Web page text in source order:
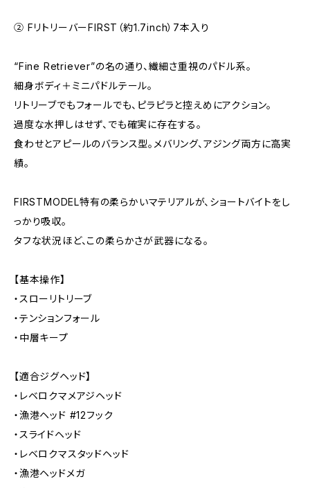
② FリトリーバーFIRST（約1.7inch）7本入り
“Fine Retriever”の名の通り、繊細さ重視のパドル系。
細身ボディ＋ミニパドルテール。
リトリーブでもフォールでも、ピラピラと控えめにアクション。
過度な水押しはせず、でも確実に存在する。
食わせとアピールのバランス型。メバリング、アジング両方に高実
績。
FIRSTMODEL特有の柔らかいマテリアルが、ショートバイトをし
っかり吸収。
タフな状況ほど、この柔らかさが武器になる。
【基本操作】
・スローリトリーブ
・テンションフォール
・中層キープ
【適合ジグヘッド】
・レベロクマメアジヘッド
・漁港ヘッド #12フック
・スライドヘッド
・レベロクマスタッドヘッド
・漁港ヘッドメガ